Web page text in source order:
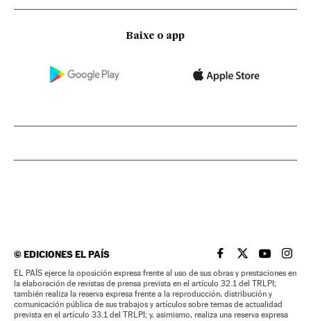
Baixe o app
©EDICIONES EL PAÍS EL PAÍS BRASIL EN
EL PAÍSEL PAÍS
EL
EL PAÍS ejerce la oposición expresa frente al uso de sus obras y prestaciones en
la elaboración de revistas de prensa prevista en el artículo 32.1 del TRLPI;
también realiza la reserva expresa frente a la reproducción, distribución y
comunicación pública de sus trabajos y artículos sobre temas de actualidad
prevista en el artículo 33.1 del TRLPI; y, asimismo, realiza una reserva expresa